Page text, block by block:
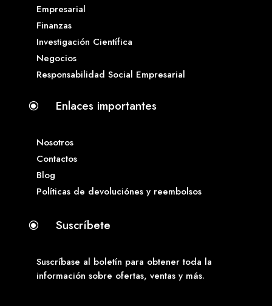
Empresarial
Finanzas
Investigación Científica
Negocios
Responsabilidad Social Empresarial
\ Enlaces importantes
Nosotros
Contactos
Blog
Políticas de devoluciónes y reembolsos
\ Suscríbete
Suscríbase al boletín para obtener toda la
información sobre ofertas, ventas y más.